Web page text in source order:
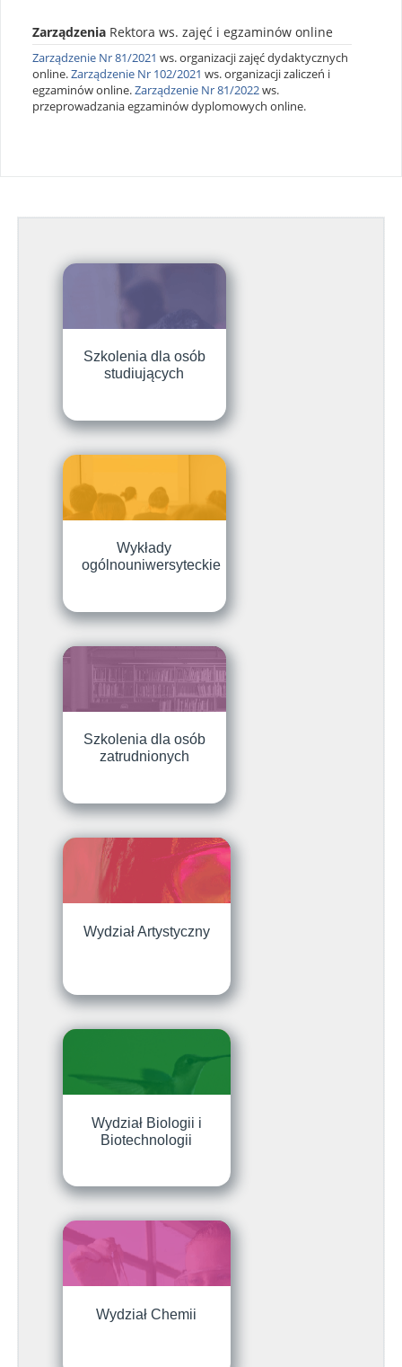
Zarządzenia Rektora ws. zajęć i egzaminów online
Zarządzenie Nr 81/2021 ws. organizacji zajęć dydaktycznych
online.Zarządzenie Nr 102/2021 ws. organizacji zaliczeń i
egzaminów online.Zarządzenie Nr 81/2022ws.
przeprowadzania egzaminów dyplomowych online.
Szkolenia dla osób
studiujących
Wykłady
ogólnouniwersyteckie
Szkolenia dla osób
zatrudnionych
Wydział Artystyczny
Wydział Biologii i
Biotechnologii
Wydział Chemii